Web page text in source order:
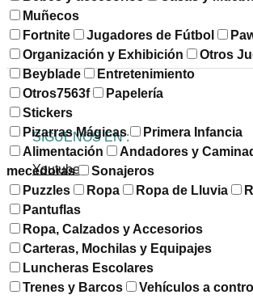
Muñecos
Fortnite
Jugadores de Fútbol
Organización y Exhibición
Otros
Beyblade
Entretenimiento
Otros7563f
Papelería
Stickers
Pizarras Mágicas
Primera Infancia
Alimentación
Andadores y
mecedoras
Sonajeros
Puzzles
Ropa Ropa de Lluvia
Pantuflas
Ropa, Calzados y Accesorios
Carteras, Mochilas y Equipajes
Luncheras Escolares
Trenes y Barcos
Vehículos a
SÍGUENOS EN :
Youtube